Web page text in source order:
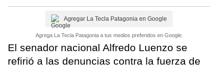
Agregar La Tecla Patagonia en Google
Agrega La Tecla Patagonia a tus medios preferidos en Google.
El senador nacional Alfredo Luenzo se
refirió a las denuncias contra la fuerza de